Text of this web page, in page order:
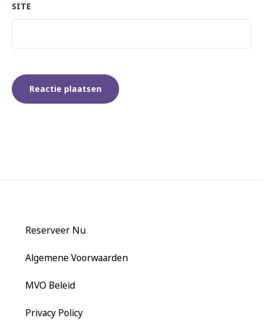
SITE
Reserveer Nu
Algemene Voorwaarden
MVO Beleid
Privacy Policy